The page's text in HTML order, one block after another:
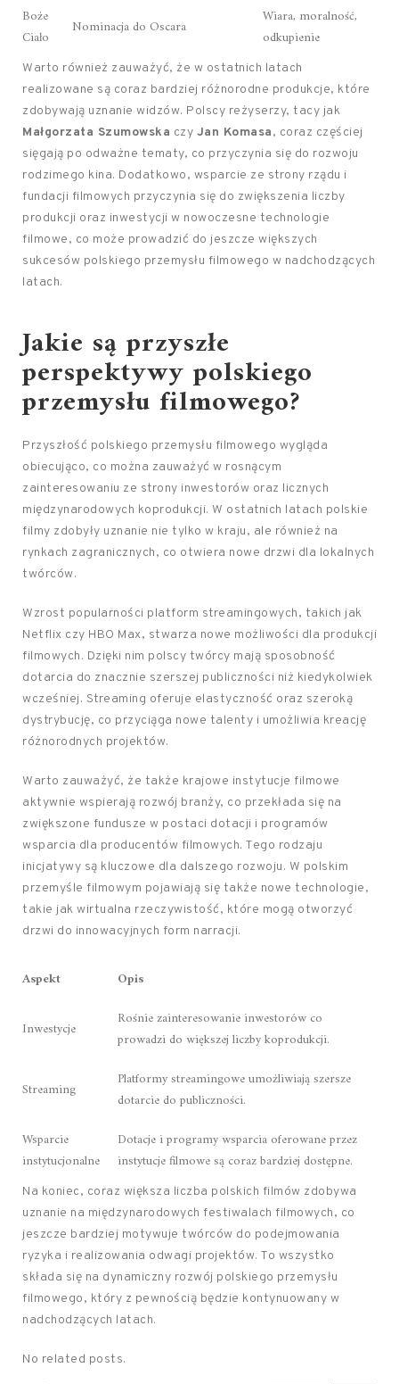
Boże
Ciało
Nominacja do Oscara
Wiara, moralność,
odkupienie
Warto również zauważyć, że w ostatnich latach
realizowane są coraz bardziej różnorodne produkcje, które
zdobywają uznanie widzów. Polscy reżyserzy, tacy jak
Małgorzata Szumowska czy Jan Komasa, coraz częściej
sięgają po odważne tematy, co przyczynia się do rozwoju
rodzimego kina. Dodatkowo, wsparcie ze strony rządu i
fundacji filmowych przyczynia się do zwiększenia liczby
produkcji oraz inwestycji w nowoczesne technologie
filmowe, co może prowadzić do jeszcze większych
sukcesów polskiego przemysłu filmowego w nadchodzących
latach.
Jakie są przyszłe
perspektywy polskiego
przemysłu filmowego?
Przyszłość polskiego przemysłu filmowego wygląda
obiecująco, co można zauważyć w rosnącym
zainteresowaniu ze strony inwestorów oraz licznych
międzynarodowych koprodukcji. W ostatnich latach polskie
filmy zdobyły uznanie nie tylko w kraju, ale również na
rynkach zagranicznych, co otwiera nowe drzwi dla lokalnych
twórców.
Wzrost popularności platform streamingowych, takich jak
Netflix czy HBO Max, stwarza nowe możliwości dla produkcji
filmowych. Dzięki nim polscy twórcy mają sposobność
dotarcia do znacznie szerszej publiczności niż kiedykolwiek
wcześniej. Streaming oferuje elastyczność oraz szeroką
dystrybucję, co przyciąga nowe talenty i umożliwia kreację
różnorodnych projektów.
Warto zauważyć, że także krajowe instytucje filmowe
aktywnie wspierają rozwój branży, co przekłada się na
zwiększone fundusze w postaci dotacji i programów
wsparcia dla producentów filmowych. Tego rodzaju
inicjatywy są kluczowe dla dalszego rozwoju. W polskim
przemyśle filmowym pojawiają się także nowe technologie,
takie jak wirtualna rzeczywistość, które mogą otworzyć
drzwi do innowacyjnych form narracji.
Aspekt Opis
Inwestycje
Rośnie zainteresowanie inwestorów co
prowadzi do większej liczby koprodukcji.
Streaming
Platformy streamingowe umożliwiają szersze
dotarcie do publiczności.
Wsparcie
instytucjonalne
Dotacje i programy wsparcia oferowane przez
instytucje filmowe są coraz bardziej dostępne.
Na koniec, coraz większa liczba polskich filmów zdobywa
uznanie na międzynarodowych festiwalach filmowych, co
jeszcze bardziej motywuje twórców do podejmowania
ryzyka i realizowania odwagi projektów. To wszystko
składa się na dynamiczny rozwój polskiego przemysłu
filmowego, który z pewnością będzie kontynuowany w
nadchodzących latach.
No related posts.